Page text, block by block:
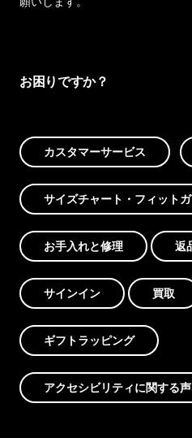
お困りですか？
カスタマーサービス
サイズチャート・フィット
お手入れと修理 返
サインイン 買取
ギフトラッピング
アクセシビリティに関する